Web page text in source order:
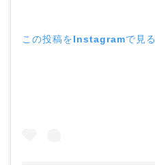
この投稿をInstagramで見る